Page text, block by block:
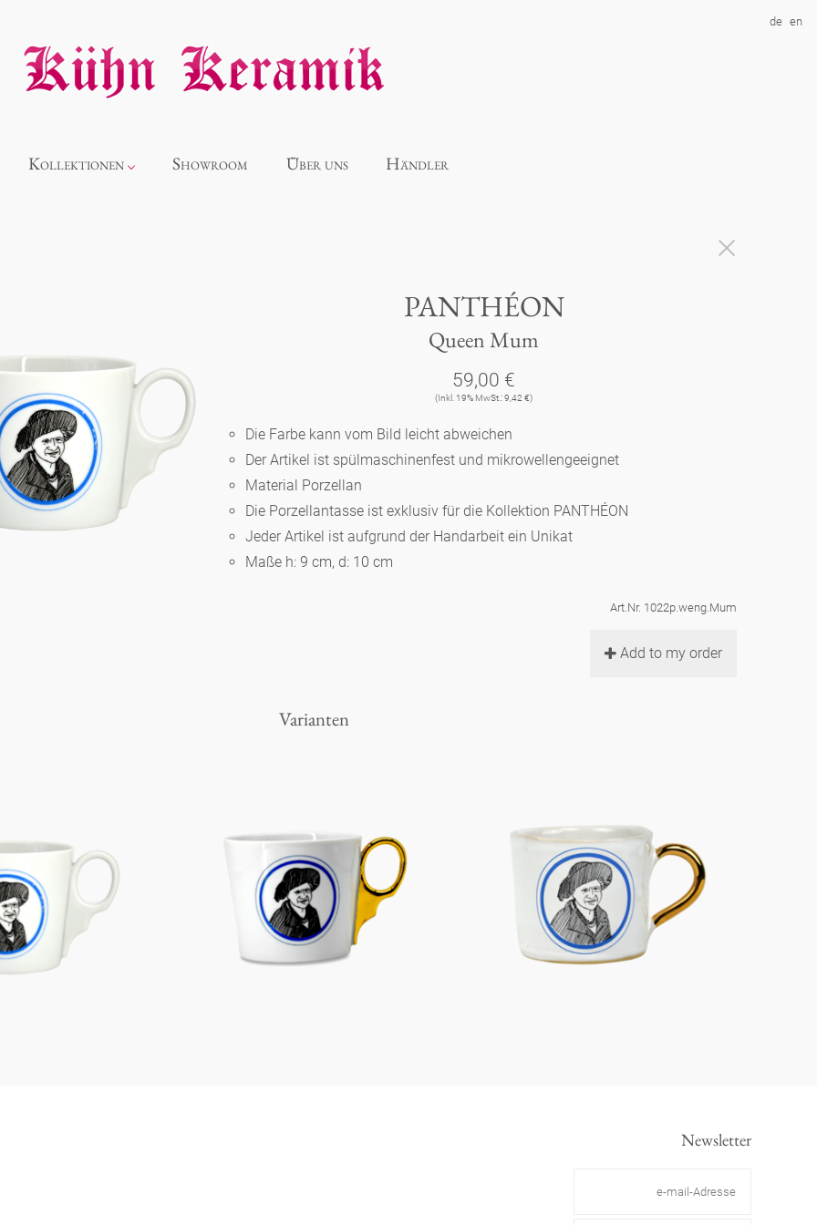
de en
Kollektionen
Souvenir
Berlin
Slumberland
Berliner Duft
Einzelstücke
Showroom Über uns Händler
PANTHÉON
Queen Mum
59,00 €
(Inkl. 19% MwSt.: 9,42 €)
Die Farbe kann vom Bild leicht abweichen
Der Artikel ist spülmaschinenfest und mikrowellengeeignet
Material Porzellan
Die Porzellantasse ist exklusiv für die Kollektion PANTHÉON
Jeder Artikel ist aufgrund der Handarbeit ein Unikat
Maße h: 9 cm, d: 10 cm
Art.Nr. 1022p.weng.Mum
Add to my order
Varianten
Newsletter